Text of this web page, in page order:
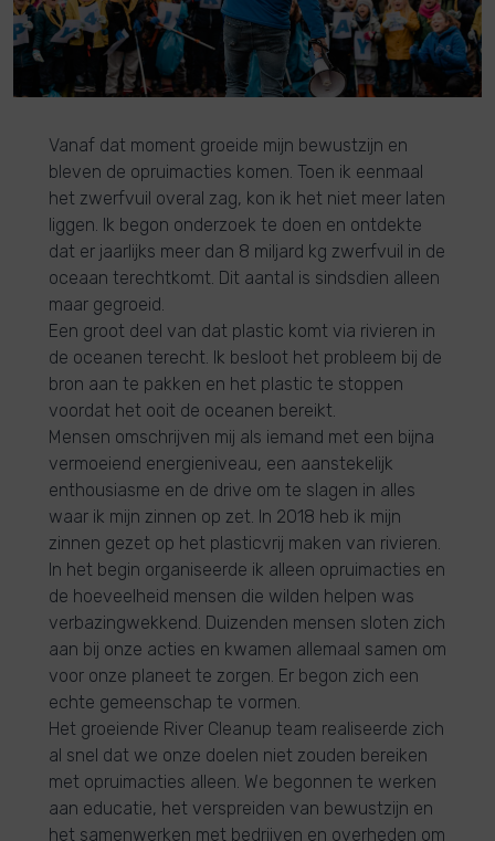
Vanaf dat moment groeide mijn bewustzijn en
bleven de opruimacties komen. Toen ik eenmaal
het zwerfvuil overal zag, kon ik het niet meer laten
liggen. Ik begon onderzoek te doen en ontdekte
dat er jaarlijks meer dan 8 miljard kg zwerfvuil in de
oceaan terechtkomt. Dit aantal is sindsdien alleen
maar gegroeid.
Een groot deel van dat plastic komt via rivieren in
de oceanen terecht. Ik besloot het probleem bij de
bron aan te pakken en het plastic te stoppen
voordat het ooit de oceanen bereikt.
Mensen omschrijven mij als iemand met een bijna
vermoeiend energieniveau, een aanstekelijk
enthousiasme en de drive om te slagen in alles
waar ik mijn zinnen op zet. In 2018 heb ik mijn
zinnen gezet op het plasticvrij maken van rivieren.
In het begin organiseerde ik alleen opruimacties en
de hoeveelheid mensen die wilden helpen was
verbazingwekkend. Duizenden mensen sloten zich
aan bij onze acties en kwamen allemaal samen om
voor onze planeet te zorgen. Er begon zich een
echte gemeenschap te vormen.
Het groeiende River Cleanup team realiseerde zich
al snel dat we onze doelen niet zouden bereiken
met opruimacties alleen. We begonnen te werken
aan educatie, het verspreiden van bewustzijn en
het samenwerken met bedrijven en overheden om